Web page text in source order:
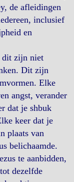
de afleidingen
inclusief
en
dit zijn niet
Dit zijn
Elke
angst, verander
dat je shbuk
keer dat je
plaats van
belichaamde.
te aanbidden,
dezelfde